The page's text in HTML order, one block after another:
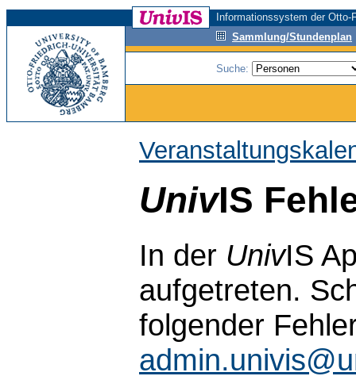
Informationssystem der
Sammlung/Stundenplan
Suche:
UnivIS
In der UnivIS
aufgetreten.
folgender